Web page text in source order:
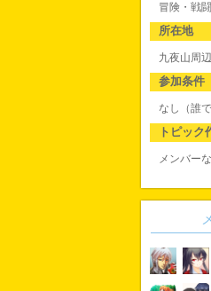
冒険・戦闘
所在地
九夜山周辺
参加条件
なし（誰
トピック
メンバー